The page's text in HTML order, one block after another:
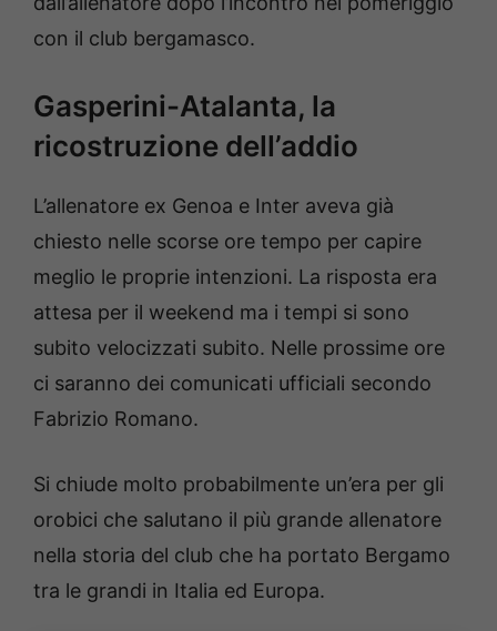
con il club bergamasco.
Gasperini-Atalanta, la
ricostruzione dell’addio
L’allenatore ex Genoa e Inter aveva già
chiesto nelle scorse ore tempo per capire
meglio le proprie intenzioni. La risposta era
attesa per il weekend ma i tempi si sono
subito velocizzati subito. Nelle prossime ore
ci saranno dei comunicati ufficiali secondo
Fabrizio Romano.
Si chiude molto probabilmente un’era per gli
orobici che salutano il più grande allenatore
nella storia del club che ha portato Bergamo
tra le grandi in Italia ed Europa.